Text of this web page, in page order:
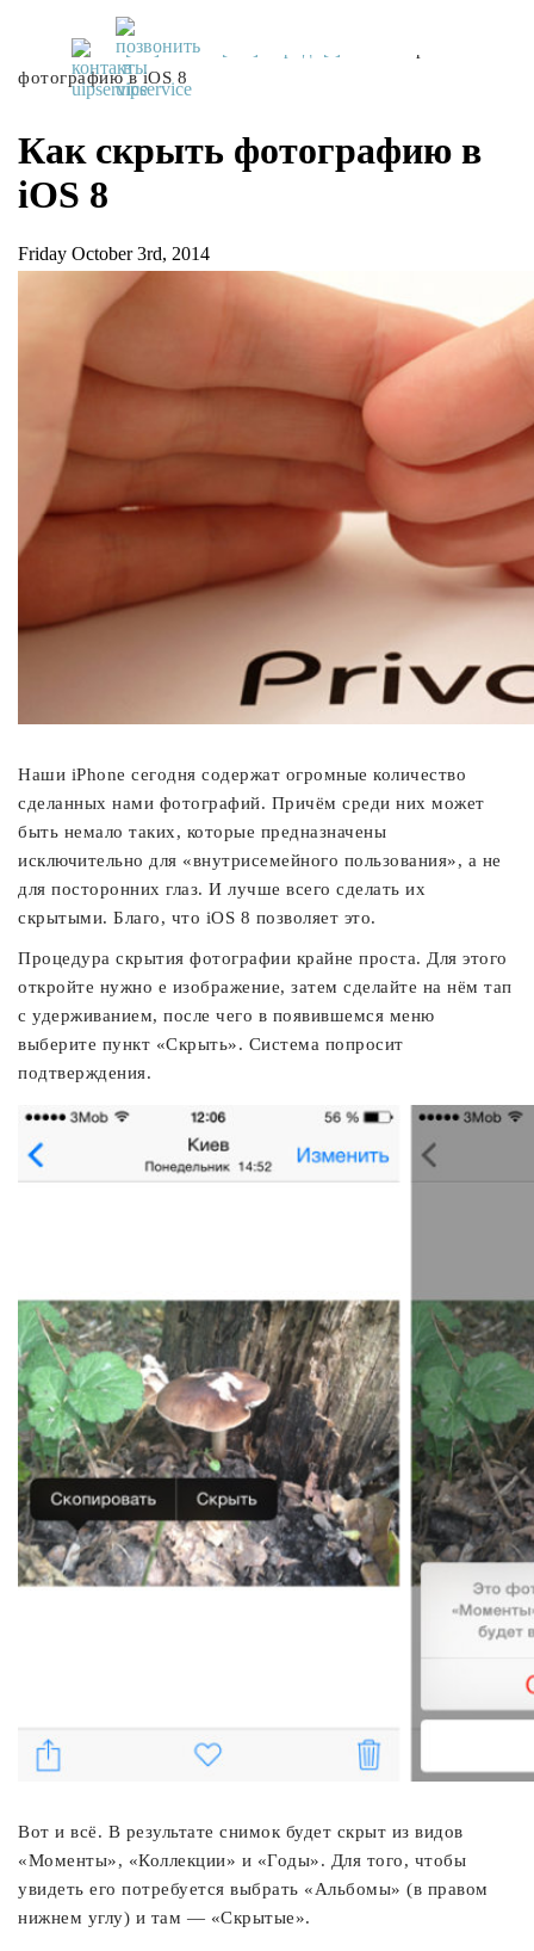
UiPservice »[:ru]Советы[:ua]Поради[:]
фотографию в iOS 8
Как скрыть фотографию в
iOS 8
Friday October 3rd, 2014
Наши iPhone сегодня содержат огромные количество
сделанных нами фотографий. Причём среди них может
быть немало таких, которые предназначены
исключительно для «внутрисемейного пользования», а не
для посторонних глаз. И лучше всего сделать их
скрытыми. Благо, что iOS 8 позволяет это.
Процедура скрытия фотографии крайне проста. Для этого
откройте нужно е изображение, затем сделайте на нём тап
с удерживанием, после чего в появившемся меню
выберите пункт «Скрыть». Система попросит
подтверждения.
Вот и всё. В результате снимок будет скрыт из видов
«Моменты», «Коллекции» и «Годы». Для того, чтобы
увидеть его потребуется выбрать «Альбомы» (в правом
нижнем углу) и там — «Скрытые».